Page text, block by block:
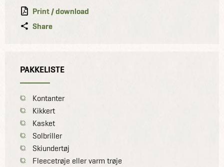
Print / download
Share
PAKKELISTE
Kontanter
Kikkert
Kasket
Solbriller
Skiundertøj
Fleecetrøje eller varm trøje